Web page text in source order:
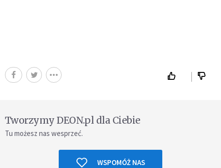
Tworzymy DEON.pl dla Ciebie
Tu możesz nas wesprzeć.
WSPOMÓŻ NAS